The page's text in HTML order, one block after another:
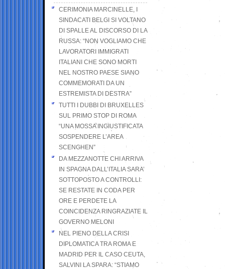
CERIMONIA MARCINELLE, I
SINDACATI BELGI SI VOLTANO
DI SPALLE AL DISCORSO DI LA
RUSSA: “NON VOGLIAMO CHE
LAVORATORI IMMIGRATI
ITALIANI CHE SONO MORTI
NEL NOSTRO PAESE SIANO
COMMEMORATI DA UN
ESTREMISTA DI DESTRA”
TUTTI I DUBBI DI BRUXELLES
SUL PRIMO STOP DI ROMA
“UNA MOSSA INGIUSTIFICATA
SOSPENDERE L’AREA
SCENGHEN”
DA MEZZANOTTE CHI ARRIVA
IN SPAGNA DALL’ITALIA SARA’
SOTTOPOSTO A CONTROLLI:
SE RESTATE IN CODA PER
ORE E PERDETE LA
COINCIDENZA RINGRAZIATE IL
GOVERNO MELONI
NEL PIENO DELLA CRISI
DIPLOMATICA TRA ROMA E
MADRID PER IL CASO CEUTA,
SALVINI LA SPARA: “STIAMO